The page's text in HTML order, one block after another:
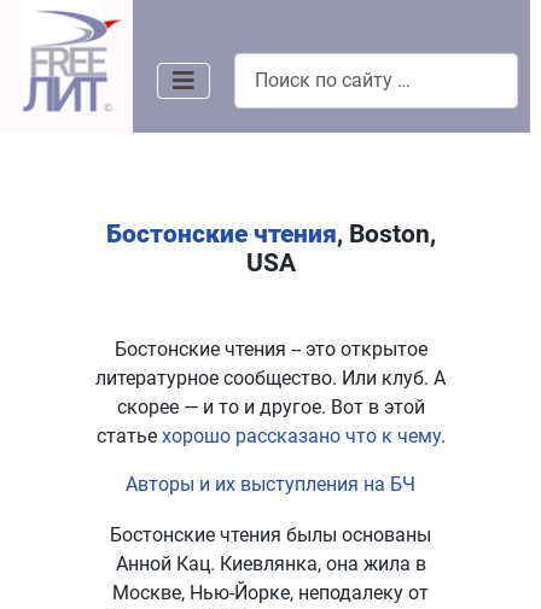
Бостонские чтения, Boston,
USA
Бостонские чтения -- это открытое
литературное сообщество. Или клуб. А
скорее — и то и другое. Вот в этой
статье хорошо рассказано что к чему.
Авторы и их выступления на БЧ
Бостонские чтения былы основаны
Анной Кац. Киевлянка, она жила в
Москве, Нью-Йорке, неподалеку от